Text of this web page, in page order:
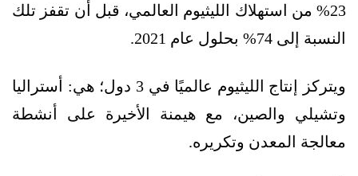
23% من استهلاك الليثيوم العالمي، قبل أن تقفز تلك
النسبة إلى 74% بحلول عام 2021.
ويتركز إنتاج الليثيوم عالميًا في 3 دول؛ هي: أستراليا
وتشيلي والصين، مع هيمنة الأخيرة على أنشطة
معالجة المعدن وتكريره.